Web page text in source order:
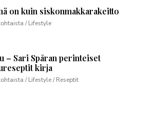
on kuin siskonmakkarakeitto
/ Lifestyle
– Sari Spåran perinteiset
kirja
/ Lifestyle / Reseptit